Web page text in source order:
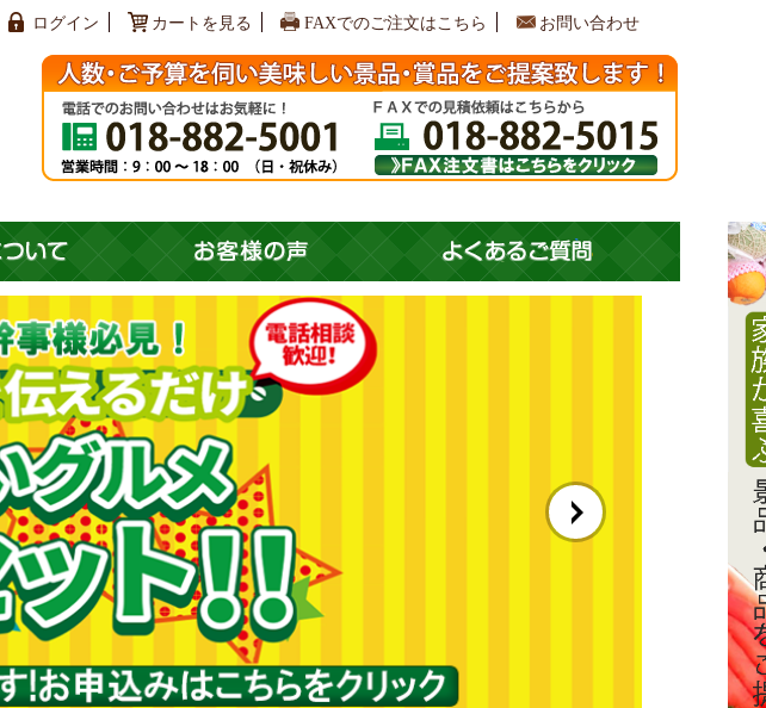
ログイン カートを見る FAXでのご注文はこちら お問い合わせ